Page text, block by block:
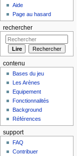
Aide
Page au hasard
rechercher
contenu
Bases du jeu
Les Arènes
Equipement
Fonctionnalités
Background
Références
support
FAQ
Contribuer